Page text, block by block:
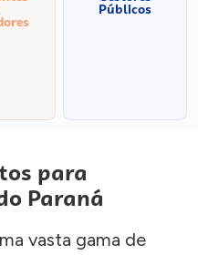
Públicos
para
Paraná
vasta gama de